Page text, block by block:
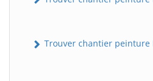
Trouver chantier peinture